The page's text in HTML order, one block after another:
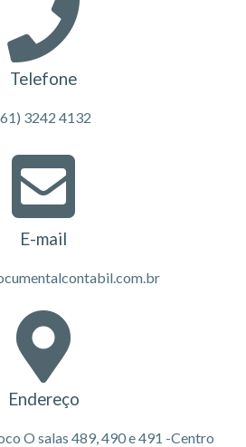
Telefone
3242 4132
E-mail
Endereço
O salas 489, 490 e 491 -Centro